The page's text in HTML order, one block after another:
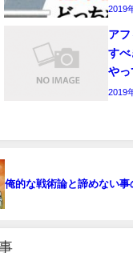
2019
ア
すべ
やっ
2019
俺的な戦術論と諦めない事